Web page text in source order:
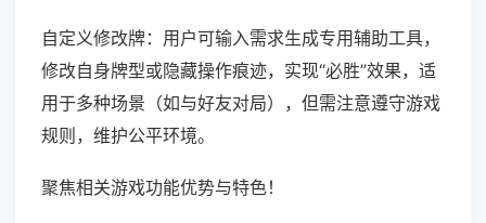
自定义修改牌：用户可输入需求生成专用辅助工具，
修改自身牌型或隐藏操作痕迹，实现“必胜”效果，适
用于多种场景（如与好友对局），但需注意遵守游戏
规则，维护公平环境。
聚焦相关游戏功能优势与特色！